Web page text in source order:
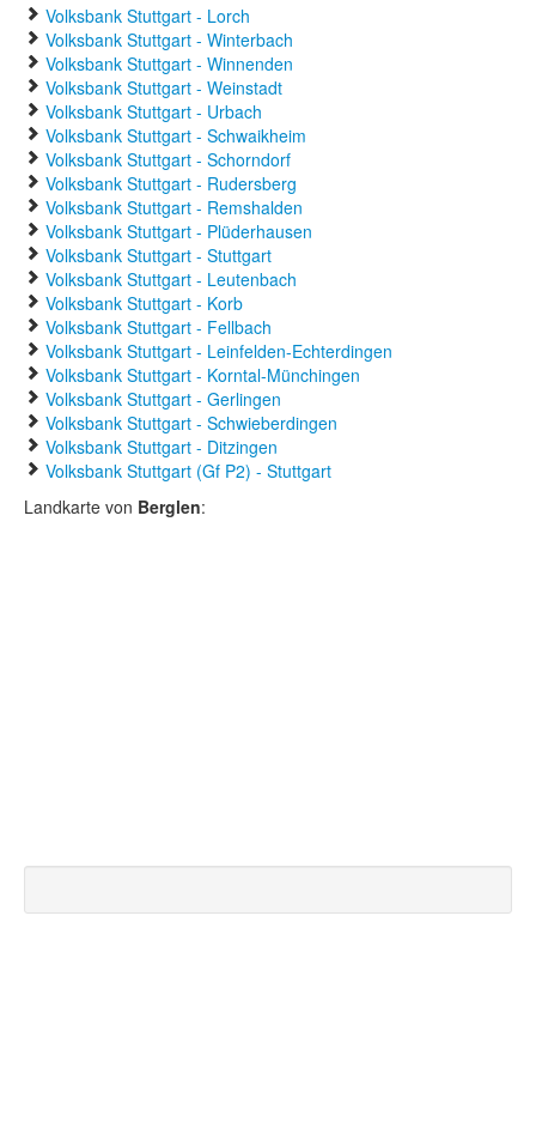
Volksbank Stuttgart - Lorch
Volksbank Stuttgart - Winterbach
Volksbank Stuttgart - Winnenden
Volksbank Stuttgart - Weinstadt
Volksbank Stuttgart - Urbach
Volksbank Stuttgart - Schwaikheim
Volksbank Stuttgart - Schorndorf
Volksbank Stuttgart - Rudersberg
Volksbank Stuttgart - Remshalden
Volksbank Stuttgart - Plüderhausen
Volksbank Stuttgart - Stuttgart
Volksbank Stuttgart - Leutenbach
Volksbank Stuttgart - Korb
Volksbank Stuttgart - Fellbach
Volksbank Stuttgart - Leinfelden-Echterdingen
Volksbank Stuttgart - Korntal-Münchingen
Volksbank Stuttgart - Gerlingen
Volksbank Stuttgart - Schwieberdingen
Volksbank Stuttgart - Ditzingen
Volksbank Stuttgart (Gf P2) - Stuttgart
Landkarte von Berglen: